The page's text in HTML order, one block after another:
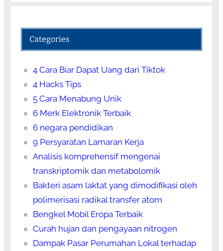
Categories
4 Cara Biar Dapat Uang dari Tiktok
4 Hacks Tips
5 Cara Menabung Unik
6 Merk Elektronik Terbaik
6 negara pendidikan
9 Persyaratan Lamaran Kerja
Analisis komprehensif mengenai
transkriptomik dan metabolomik
Bakteri asam laktat yang dimodifikasi oleh
polimerisasi radikal transfer atom
Bengkel Mobil Eropa Terbaik
Curah hujan dan pengayaan nitrogen
Dampak Pasar Perumahan Lokal terhadap